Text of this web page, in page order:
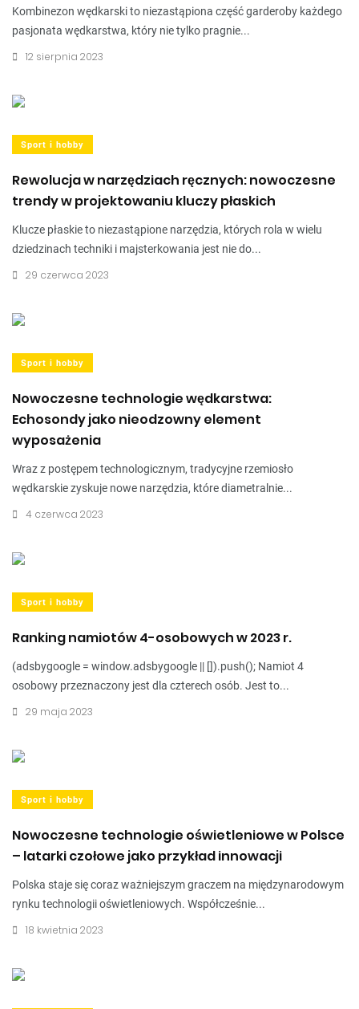
Kombinezon wędkarski to niezastąpiona część garderoby każdego
pasjonata wędkarstwa, który nie tylko pragnie...
12 sierpnia 2023
Sport i hobby
Rewolucja w narzędziach ręcznych: nowoczesne
trendy w projektowaniu kluczy płaskich
Klucze płaskie to niezastąpione narzędzia, których rola w wielu
dziedzinach techniki i majsterkowania jest nie do...
29 czerwca 2023
Sport i hobby
Nowoczesne technologie wędkarstwa:
Echosondy jako nieodzowny element
wyposażenia
Wraz z postępem technologicznym, tradycyjne rzemiosło
wędkarskie zyskuje nowe narzędzia, które diametralnie...
4 czerwca 2023
Sport i hobby
Ranking namiotów 4-osobowych w 2023 r.
(adsbygoogle = window.adsbygoogle || []).push(); Namiot 4
osobowy przeznaczony jest dla czterech osób. Jest to...
29 maja 2023
Sport i hobby
Nowoczesne technologie oświetleniowe w Polsce
– latarki czołowe jako przykład innowacji
Polska staje się coraz ważniejszym graczem na międzynarodowym
rynku technologii oświetleniowych. Współcześnie...
18 kwietnia 2023